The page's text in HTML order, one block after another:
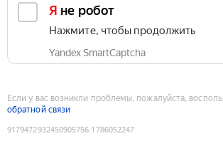
Я не робот
Нажмите, чтобы продолжить
Yandex SmartCaptcha
Если у вас возникли проблемы, пожалуйста,
обратной связи
9179472932450905756:1786052247